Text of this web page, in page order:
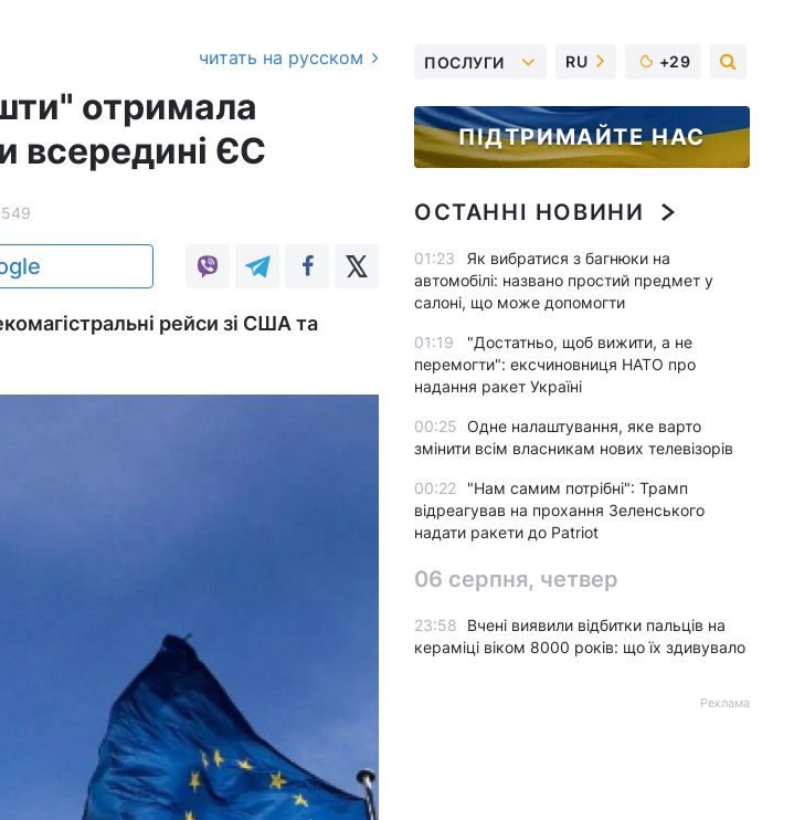
читать на русском
отримала
всередині ЄС
рейси зі США та
ПОСЛУГИ RU +29
ПІДТРИМАЙТЕ НАС
ОСТАННІ НОВИНИ
01:23
Як вибратися з багнюки на
автомобілі: названо простий предмет у
салоні, що може допомогти
01:19
"Достатньо, щоб вижити, а не
перемогти": ексчиновниця НАТО про
надання ракет Україні
00:25 Одне налаштування, яке варто
змінити всім власникам нових телевізорів
00:22
"Нам самим потрібні": Трамп
відреагував на прохання Зеленського
надати ракети до Patriot
06 серпня, четвер
23:58
Вчені виявили відбитки пальців на
кераміці віком 8000 років: що їх здивувало
Реклама